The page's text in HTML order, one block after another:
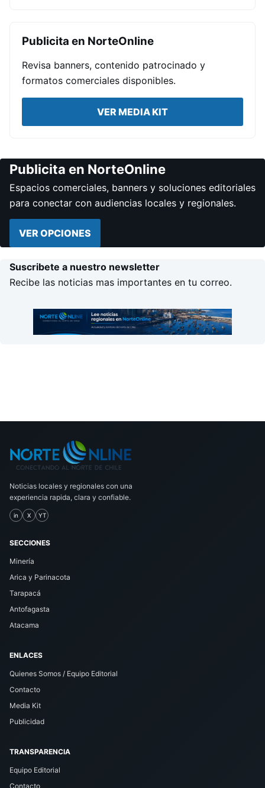
Publicita en NorteOnline
Revisa banners, contenido patrocinado y
formatos comerciales disponibles.
VER MEDIA KIT
Publicita en NorteOnline
Espacios comerciales, banners y soluciones editoriales
para conectar con audiencias locales y regionales.
VER OPCIONES
Suscribete a nuestro newsletter
Recibe las noticias mas importantes en tu correo.
Noticias locales y regionales con una
experiencia rapida, clara y confiable.
in X YT
SECCIONES
Minería
Arica y Parinacota
Tarapacá
Antofagasta
Atacama
ENLACES
Quienes Somos / Equipo Editorial
Contacto
Media Kit
Publicidad
TRANSPARENCIA
Equipo Editorial
Contacto